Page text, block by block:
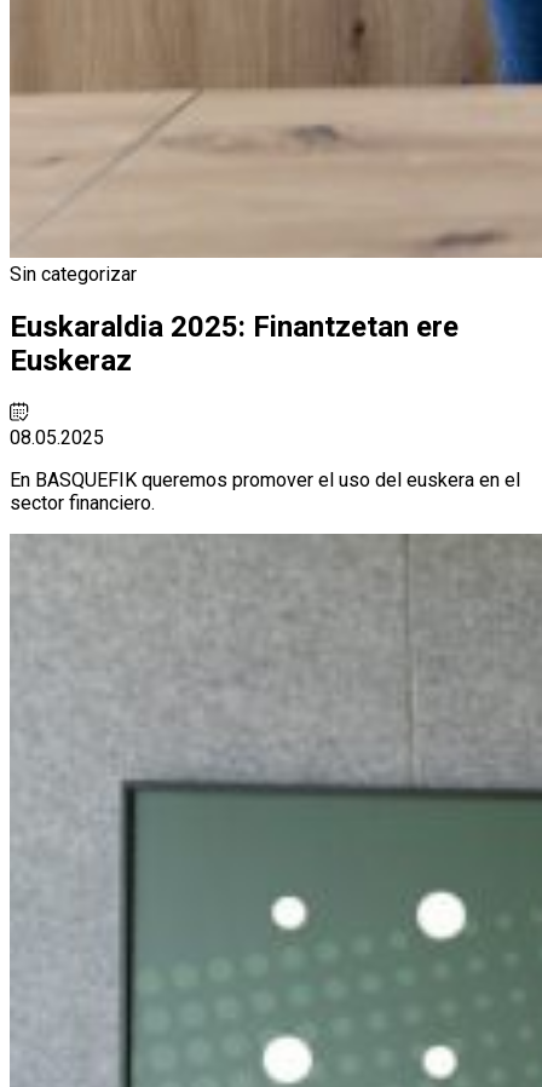
Sin categorizar
Euskaraldia 2025: Finantzetan ere
Euskeraz
08.05.2025
En BASQUEFIK queremos promover el uso del euskera en el
sector financiero.